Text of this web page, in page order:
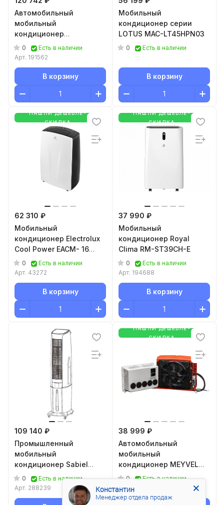
Автомобильный
мобильный
кондиционер
MobileComfort MC3000U
0
Есть в наличии
Арт. 191562
В корзину
Мобильный
кондиционер серии
LOTUS MAC-LT45HPN03
0 Есть в наличии
В корзину
НАШЛИ ДЕШЕВЛЕ-
СКИДКА
62 310 ₽
Мобильный
кондиционер Electrolux
Cool Power EACM- 16
HP/N3
0
Есть в наличии
Арт. 43272
В корзину
НАШЛИ ДЕШЕВЛЕ-
СКИДКА
37 990 ₽
Мобильный
кондиционер Royal
Clima RM-ST39CH-E
0
Есть в наличии
Арт. 194688
В корзину
109 140 ₽
Промышленный
мобильный
кондиционер Sabiel
MH25Н
0
Есть в наличии
Арт. 288239
НАШЛИ ДЕШЕВЛЕ-
СКИДКА
38 999 ₽
Автомобильный
мобильный
кондиционер MEYVEL
AC-12TEC2000
0
Есть в наличии
Арт.226407
Константин
Менеджер отдела продаж